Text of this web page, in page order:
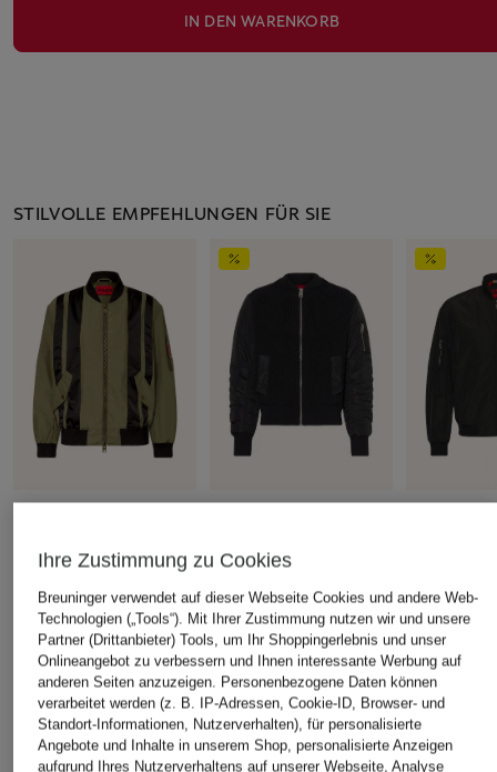
IN DEN WARENKORB
STILVOLLE EMPFEHLUNGEN FÜR SIE
CHF 279
Materialmix
CHF 229
Ursprünglich:CHF 329
CHF 149
Ursprünglich:
ÄHNLICHE ARTIKEL ENTDECKEN
Ihre Zustimmung zu Cookies
Breuninger verwendet auf dieser Webseite Cookies und andere Web-
Technologien („Tools“). Mit Ihrer Zustimmung nutzen wir und unsere
Partner (Drittanbieter) Tools, um Ihr Shoppingerlebnis und unser
Onlineangebot zu verbessern und Ihnen interessante Werbung auf
anderen Seiten anzuzeigen. Personenbezogene Daten können
verarbeitet werden (z. B. IP-Adressen, Cookie-ID, Browser- und
Standort-Informationen, Nutzerverhalten), für personalisierte
Angebote und Inhalte in unserem Shop, personalisierte Anzeigen
aufgrund Ihres Nutzerverhaltens auf unserer Webseite, Analyse